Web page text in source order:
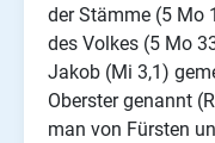
der Stämme (5 Mo
des Volkes (5 Mo
Jakob (Mi 3,1)
Oberster genannt
man von Fürsten